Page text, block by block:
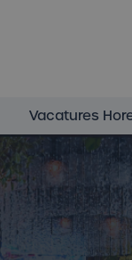
Vacatures